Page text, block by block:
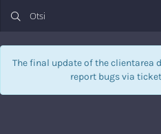
The final update of the clientarea
report bugs via ticket